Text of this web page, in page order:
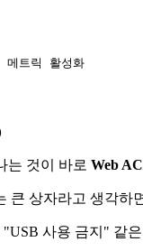
트릭 활성화
는 것이 바로 Web
큰 상자라고 생각하
사용 금지" 같